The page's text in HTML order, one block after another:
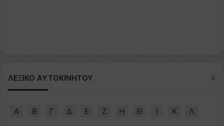
ΛΕΞΙΚΟ ΑΥΤΟΚΙΝΗΤΟΥ
Α Β Γ Δ Ε Ζ Η Θ Ι Κ Λ